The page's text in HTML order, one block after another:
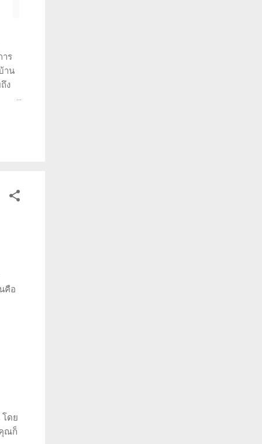
าร
าน
ง
คือ
ดย
ณก็